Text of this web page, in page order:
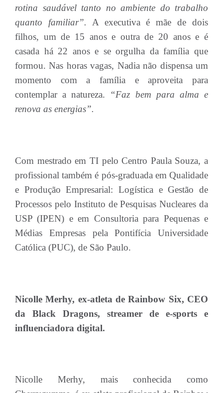
rotina saudável tanto no ambiente do trabalho
quanto familiar”. A executiva é mãe de dois
filhos, um de 15 anos e outra de 20 anos e é
casada há 22 anos e se orgulha da família que
formou. Nas horas vagas, Nadia não dispensa um
momento com a família e aproveita para
contemplar a natureza. “Faz bem para alma e
renova as energias”.
Com mestrado em TI pelo Centro Paula Souza, a
profissional também é pós-graduada em Qualidade
e Produção Empresarial: Logística e Gestão de
Processos pelo Instituto de Pesquisas Nucleares da
USP (IPEN) e em Consultoria para Pequenas e
Médias Empresas pela Pontifícia Universidade
Católica (PUC), de São Paulo.
Nicolle Merhy, ex-atleta de Rainbow Six, CEO
da Black Dragons, streamer de e-sports e
influenciadora digital.
Nicolle Merhy, mais conhecida como